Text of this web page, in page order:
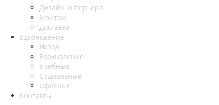
Дизайн интерьера
Монтаж
Доставка
Вдохновение
Назад
Вдохновение
Учебные
Социальные
Офисные
Контакты